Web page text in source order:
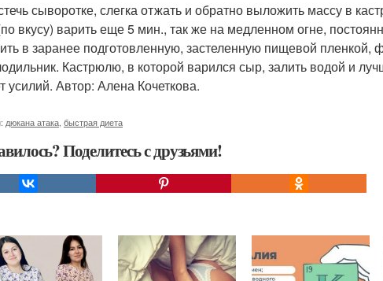
сыворотке, слегка отжать и обратно выложить массу в
вкусу) варить еще 5 мин., так же на медленном огне,
в заранее подготовленную, застеленную пищевой пленкой,
Кастрюлю, в которой варился сыр, залить водой и
усилий. Автор: Алена Кочеткова.
дюкана атака быстрая диета
Поделитесь с друзьями!